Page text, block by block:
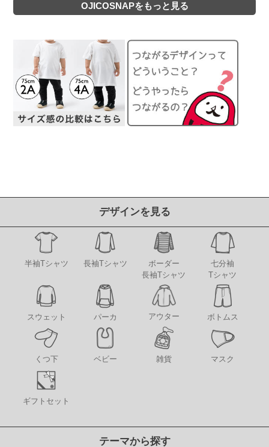
OJICOSNAPをもっと見る
デザインを見る
半袖Tシャツ 長袖Tシャツ
ボーダー
長袖Tシャツ
七分袖
Tシャツ
スウェット パーカ アウター ボトムス
くつ下 ベビー 雑貨 マスク
ギフトセット
テーマから探す